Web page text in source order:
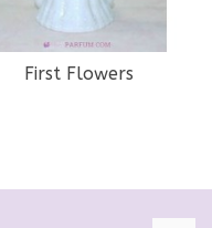
First Flowers